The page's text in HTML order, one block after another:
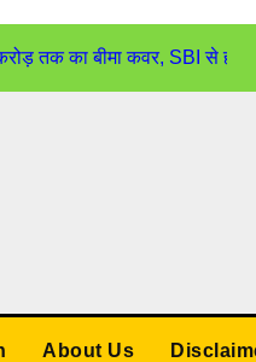
तक का बीमा कवर, SBI से होगा
About Us